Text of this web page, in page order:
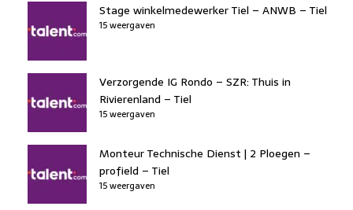
Stage winkelmedewerker Tiel – ANWB – Tiel
15 weergaven
Verzorgende IG Rondo – SZR: Thuis in
Rivierenland – Tiel
15 weergaven
Monteur Technische Dienst | 2 Ploegen –
profield – Tiel
15 weergaven